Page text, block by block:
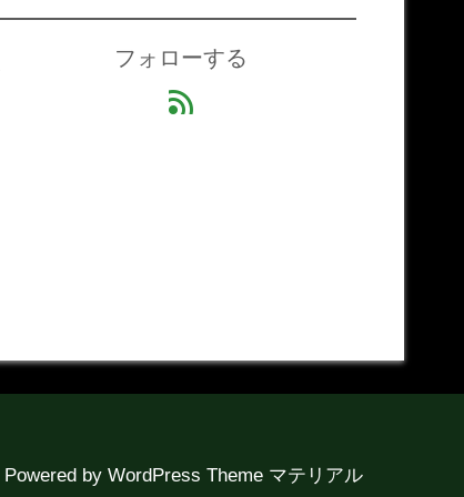
フォローする
feed
Powered by WordPress Theme マテリアル